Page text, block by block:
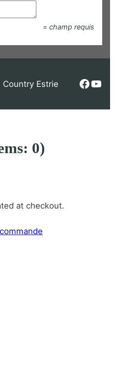
u
s
e
n
= champ requis
Estrie
0)
at checkout.